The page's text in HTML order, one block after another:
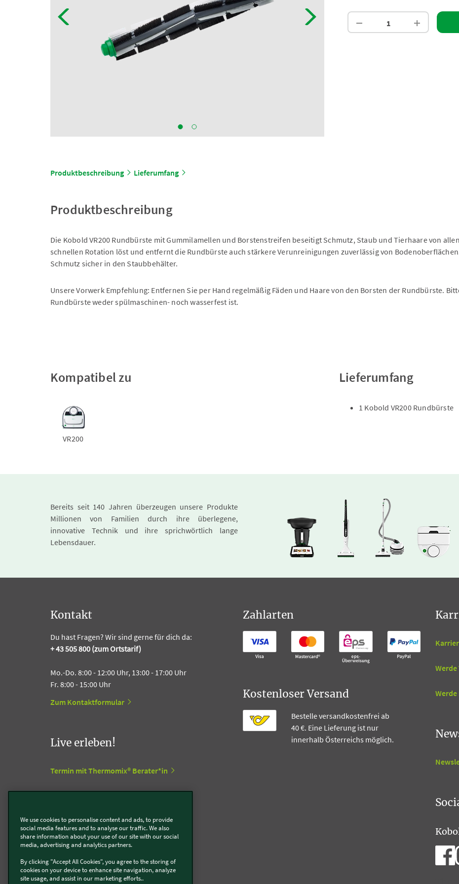
Produktbeschreibung Lieferumfang
Produktbeschreibung
Die Kobold VR200 Rundbürste mit Gummilamellen und Borstenstreifen beseitigt Schmutz, Staub und Tierhaare von
schnellen Rotation löst und entfernt die Rundbürste auch stärkere Verunreinigungen zuverlässig von
Schmutz sicher in den Staubbehälter.
Unsere Vorwerk Empfehlung: Entfernen Sie per Hand regelmäßig Fäden und Haare von den Borsten der Rundbürste.
Rundbürste weder spülmaschinen- noch wasserfest ist.
Kompatibel zu
VR200
Lieferumfang
1 Kobold VR200 Rundbürste
Bereits seit 140 Jahren überzeugen unsere Produkte
Millionen von Familien durch ihre überlegene,
innovative Technik und ihre sprichwörtlich lange
Lebensdauer.
Kontakt
Du hast Fragen? Wir sind gerne für dich da:
+ 43 505 800 (zum Ortstarif)
Mo.-Do. 8:00 - 12:00 Uhr, 13:00 - 17:00 Uhr
Fr. 8:00 - 15:00 Uhr
Zum Kontaktformular
Live erleben!
Termin mit Thermomix® Berater*in
Vorwerk Stores
Support Center
Zahlarten
Kostenloser Versand
Bestelle versandkostenfrei ab
40 €. Eine Lieferung ist nur
innerhalb Österreichs möglich.
We use cookies to personalise content and ads, to provide
social media features and to analyse our traffic. We also
share information about your use of our site with our social
media, advertising and analytics partners.
By clicking "Accept All Cookies", you agree to the storing of
cookies on your device to enhance site navigation, analyze
site usage, and assist in our marketing efforts..